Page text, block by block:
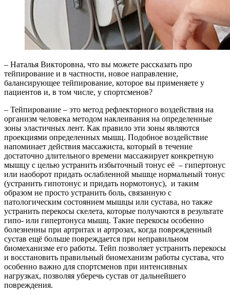
– Наталья Викторовна, что вы можете рассказать про
тейпирование и в частности, новое направление,
балансирующее тейпирование, которое вы применяете у
пациентов и, в том числе, у спортсменов?
– Тейпирование – это метод рефлекторного воздействия на
организм человека методом наклеивания на определенные
зоны эластичных лент. Как правило эти зоны являются
проекциями определенных мышц. Подобное воздействие
напоминает действия массажиста, который в течение
достаточно длительного времени массажирует конкретную
мышцу с целью устранить избыточный тонус её – гипертонус
или наоборот придать ослабленной мышце нормальный тонус
(устранить гипотонус и придать нормотонус), и таким
образом не просто устранить боль, связанную с
патологическим состоянием мышцы или сустава, но также
устранить перекосы скелета, которые получаются в результате
гипо- или гипертонуса мышц. Такие перекосы особенно
болезненны при артритах и артрозах, когда поврежденный
сустав ещё больше повреждается при неправильном
биомеханизме его работы. Тейп позволяет устранить перекосы
и восстановить правильный биомеханизм работы сустава, что
особенно важно для спортсменов при интенсивных
нагрузках, позволяя уберечь сустав от дальнейшего
повреждения.